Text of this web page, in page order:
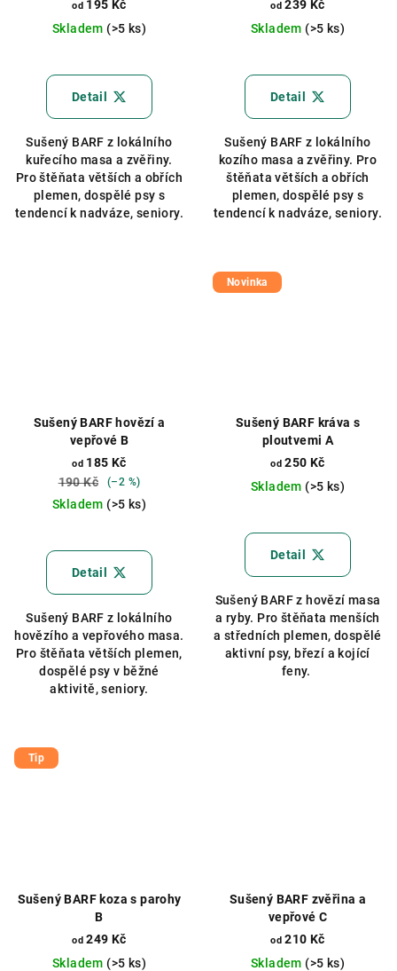
od 195 Kč
Skladem (>5 ks)
hodnocení
produktu
z
5
hvězdiček.
Detail
Sušený BARF z lokálního
kuřecího masa a zvěřiny.
Pro štěňata větších a obřích
plemen, dospělé psy s
tendencí k nadváze, seniory.
od 239 Kč
Skladem (>5 ks)
hodnocení
produktu
z
5
hvězdiček.
Detail
Sušený BARF z lokálního
kozího masa a zvěřiny. Pro
štěňata větších a obřích
plemen, dospělé psy s
tendencí k nadváze, seniory.
Sušený BARF hovězí a
vepřové B
od 185 Kč
190 Kč
(–2 %)
Skladem (>5 ks)
hodnocení
produktu
z
5
hvězdiček.
Detail
Sušený BARF z lokálního
hovězího a vepřového masa.
Pro štěňata větších plemen,
dospělé psy v běžné
aktivitě, seniory.
Novinka
Sušený BARF kráva s
ploutvemi A
od 250 Kč
Skladem (>5 ks)
hodnocení
produktu
z
5
hvězdiček.
Detail
Sušený BARF z hovězí masa
a ryby. Pro štěňata menších
a středních plemen, dospělé
aktivní psy, březí a kojící
feny.
Tip
Sušený BARF koza s parohy
B
od 249 Kč
Skladem (>5 ks)
Sušený BARF zvěřina a
vepřové C
od 210 Kč
Skladem (>5 ks)